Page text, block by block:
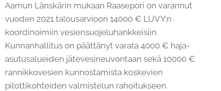
Aamun Länskärin mukaan Raasepori on varannut
vuoden 2021 talousarvioon 14000 € LUVY:n
koordinoimiin vesiensuojeluhankkeisiin.
Kunnanhallitus on päättänyt varata 4000 € haja-
asutusalueiden jätevesineuvontaan sekä 10000 €
rannikkovesien kunnostamista koskevien
pilottikohteiden valmistelun rahoitukseen.